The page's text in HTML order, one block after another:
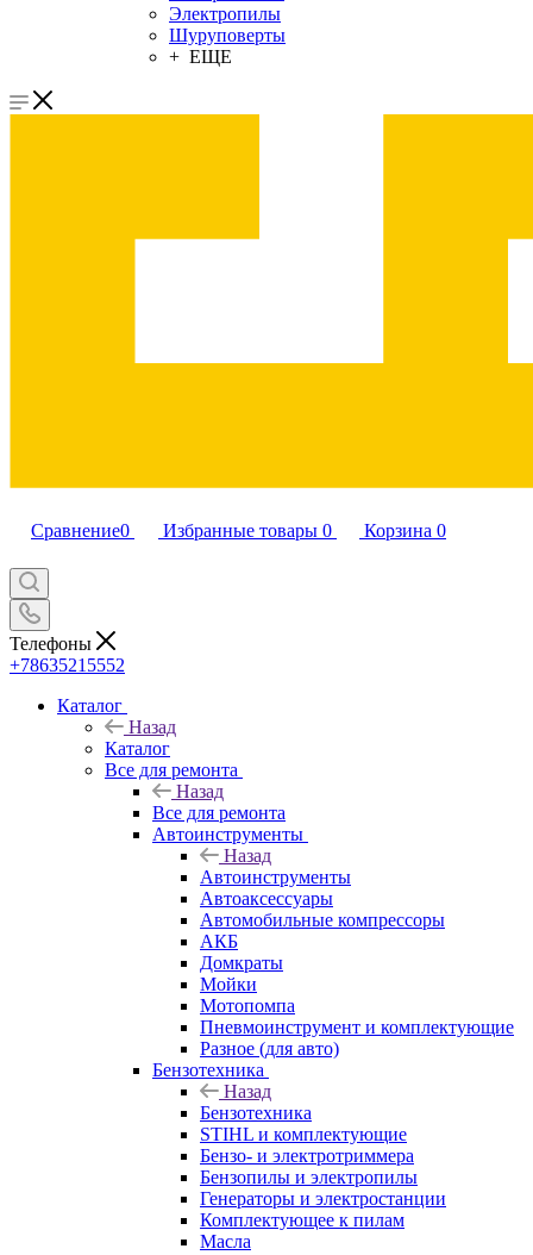
Электропилы
Шуруповерты
+ ЕЩЕ
Сравнение0 Избранные товары 0 Корзина 0
Телефоны
+78635215552
Каталог
Назад
Каталог
Все для ремонта
Назад
Все для ремонта
Автоинструменты
Назад
Автоинструменты
Автоаксессуары
Автомобильные компрессоры
АКБ
Домкраты
Мойки
Мотопомпа
Пневмоинструмент и комплектующие
Разное (для авто)
Бензотехника
Назад
Бензотехника
STIHL и комплектующие
Бензо- и электротриммера
Бензопилы и электропилы
Генераторы и электростанции
Комплектующее к пилам
Масла